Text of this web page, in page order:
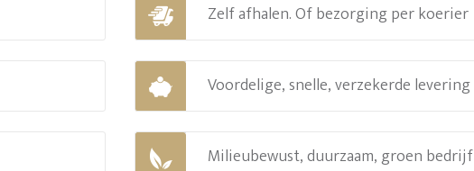
Zelf afhalen. Of bezorging per koerier
Voordelige, snelle, verzekerde levering
Milieubewust, duurzaam, groen bedrijf